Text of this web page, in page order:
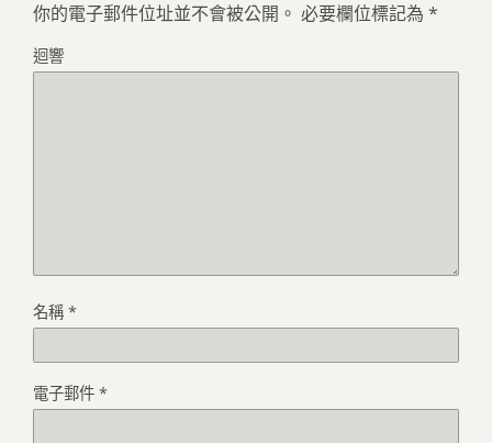
你的電子郵件位址並不會被公開。 必要欄位標記為 *
迴響
名稱 *
電子郵件 *